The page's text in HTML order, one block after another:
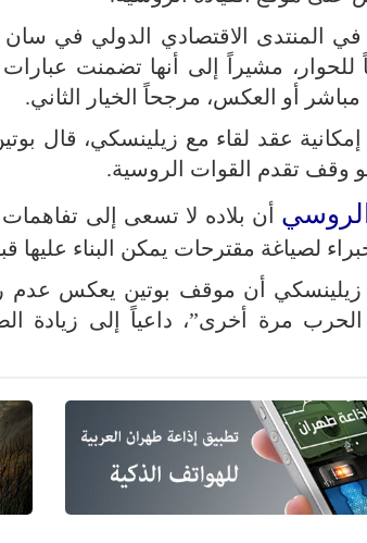
المنتدى الاقتصادي الدولي في سان
مشيراً إلى أنها تضمنت عبارات
مباشر أو العكس، مرجحاً الخيار الثاني.
عقد لقاء مع زيلينسكي، قال
وقف تقدم القوات الروسية.
أن بلاده لا تسعى إلى
لصياغة مقترحات يمكن البناء
زيلينسكي أن موقف بوتين يعكس عدم
الحرب مرة أخرى”، داعياً إلى زيادة